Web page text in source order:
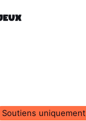
Soutiens uniquement